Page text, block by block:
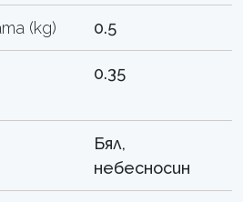
(kg) 0.5
0.35
Бял,
небесносин